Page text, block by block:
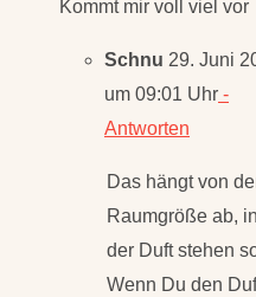
Kommt mir voll viel vor
Schnu 29. Juni
um 09:01 Uhr -
Antworten
Das hängt von
Raumgröße ab,
der Duft stehen
Wenn Du den